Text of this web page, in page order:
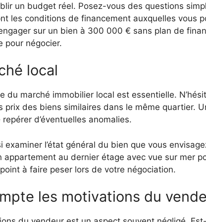
un budget réel. Posez-vous des questions
les conditions de financement auxquelles vous
sur un bien à 300 000 € sans plan de
pour négocier.
local
du marché immobilier local est essentielle.
prix des biens similaires dans le même quartier.
d’éventuelles anomalies.
examiner l’état général du bien que vous
appartement au dernier étage avec vue sur mer
à faire peser lors de votre négociation.
les motivations du